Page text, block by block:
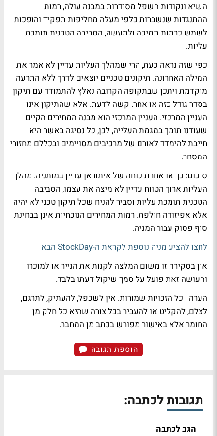
השיא ונקודות השפל מסודרות במבנה עולה, רמות
ההתנגדות שנשברות כלפי מעלה מחליפות תפקיד והופכות
לשמש כרמות תמיכה ולמעשה, הסביבה הטכנית תומכת
עליות.
כפי שזה נראה כעת, הרי שמהלך העליות עדיין לא אמר את
המילה האחרונה. תיקונים טכניים יוצאים לדרך ללא התרעה
מוקדמת ויתכן שבתקופה הקרובה נאלץ להתמודד עם תיקון
בסדר גודל כזה או אחר. קשה לדעת. אלא שהתיקון אינו
העניין המרכזי. העניין המרכזי הוא מבנה המחירים הקיים
שעודנו תומך במגמת העלייה, לכן, כל נסיגה באשר היא
חייבת להימדד לאורם של מרכיבים מסויימים ובכללם מחזורי
המסחר.
סיכום: כך או אחרת כוחה של איתוראן עדיין במותניה. מהלך
העליות ארוך הטווח עדיין לא מיצה את עצמו, הסביבה
הטכנית תומכת עליות וסביר להניח שכל תיקון טכני לא יהיה
אלא אפיזודה חולפת. רמות המחירים הנוכחיות אינן בבחינת
סוף פסוק עבור המניה.
לחצו להציע מניה נוספת לקראת ה-StockDay הבא
אין בסקירה זו משום המלצה לקנות את הנייר או למוכרו
והעושה זאת פועל על סמך שיקול דעתו בלבד.
הערה : כל הזכויות שמורות. אין לשכפל, להעתיק, לתרגם,
לצלם, להקליט או להעביר בכל צורה שהיא כל חלק מן
החומר אלא באישור מפורש בכתב מן המחבר.
הוספת תגובה
תגובות לכתבה:
הגב לכתבה